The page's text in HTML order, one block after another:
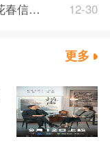
燕云十六声桃花春信任务怎么做 桃花春信任务完成图文攻略 12-30
更多